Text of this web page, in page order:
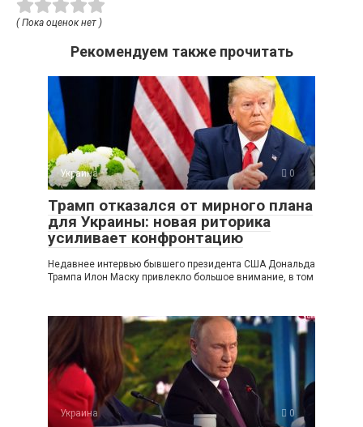
( Пока оценок нет )
Рекомендуем также прочитать
Украина 0
Трамп отказался от мирного плана
для Украины: новая риторика
усиливает конфронтацию
Недавнее интервью бывшего президента США Дональда
Трампа Илон Маску привлекло большое внимание, в том
Украина 0